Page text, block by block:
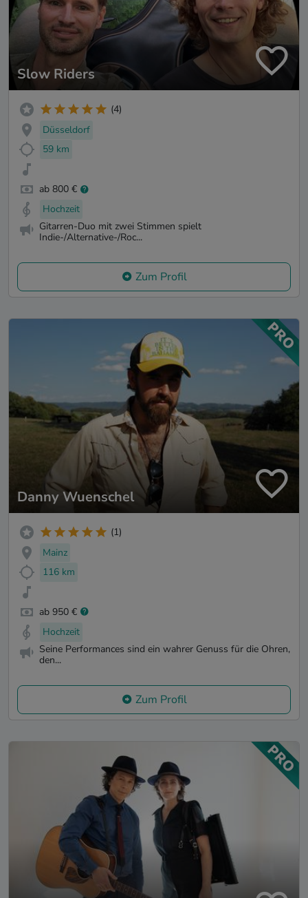
Slow Riders
(4)
Düsseldorf
59 km
ab 800 €
Hochzeit
Gitarren-Duo mit zwei Stimmen spielt
Indie-/Alternative-/Roc...
Zum Profil
Danny Wuenschel
(1)
Mainz
116 km
ab 950 €
Hochzeit
Seine Performances sind ein wahrer Genuss für die Ohren,
den...
Zum Profil